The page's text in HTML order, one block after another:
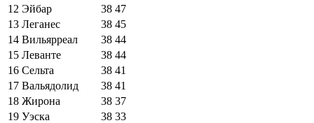
12 Эйбар 38 47
13 Леганес 38 45
14 Вильярреал 38 44
15 Леванте 38 44
16 Сельта 38 41
17 Вальядолид 38 41
18 Жирона 38 37
19 Уэска 38 33